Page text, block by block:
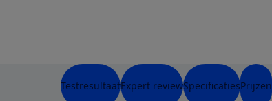
TestresultaatExpert reviewSpecificatiesPrijzen